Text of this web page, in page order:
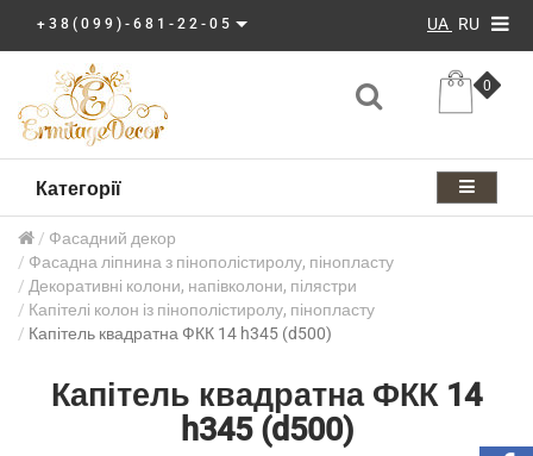
+38(099)-681-22-05 UA RU
0
Категорії
Фасадний декор
Фасадна ліпнина з пінополістиролу, пінопласту
Декоративні колони, напівколони, пілястри
Капітелі колон із пінополістиролу, пінопласту
Капітель квадратна ФКК 14 h345 (d500)
Капітель квадратна ФКК 14
h345 (d500)